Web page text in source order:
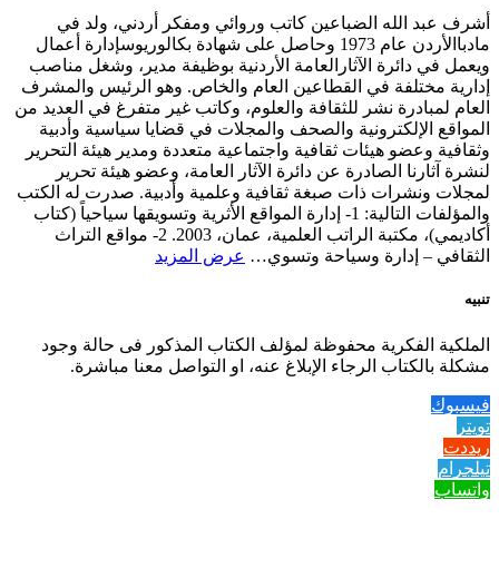
أشرف عبد الله الضباعين كاتب وروائي ومفكر أردني، ولد في
مادباالأردن عام 1973 وحاصل على شهادة بكالوريوسإدارة أعمال
ويعمل في دائرة الآثارالعامة الأردنية بوظيفة مدير، وشغل مناصب
إدارية مختلفة في القطاعين العام والخاص. وهو الرئيس والمشرف
العام لمبادرة نشر للثقافة والعلوم، وكاتب غير متفرغ في العديد من
المواقع الإلكترونية والصحف والمجلات في قضايا سياسية وأدبية
وثقافية وعضو هيئات ثقافية واجتماعية متعددة ومدير هيئة التحرير
لنشرة آثارنا الصادرة عن دائرة الآثار العامة، وعضو هيئة تحرير
لمجلات ونشرات ذات صبغة ثقافية وعلمية وأدبية. صدرت له الكتب
والمؤلفات التالية: 1- إدارة المواقع الأثرية وتسويقها سياحياً (كتاب
أكاديمي)، مكتبة الراتب العلمية، عمان، 2003. 2- مواقع التراث
الثقافي – إدارة وسياحة وتسوي… عرض المزيد
تنبيه
الملكية الفكرية محفوظة لمؤلف الكتاب المذكور فى حالة وجود
مشكلة بالكتاب الرجاء الإبلاغ عنه، او التواصل معنا مباشرة.
فيسبوك
تويتر
ريددت
تيلجرام
واتساب